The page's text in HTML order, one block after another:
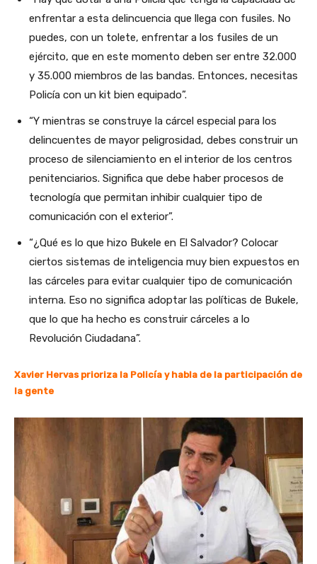
enfrentar a esta delincuencia que llega con fusiles. No
puedes, con un tolete, enfrentar a los fusiles de un
ejército, que en este momento deben ser entre 32.000
y 35.000 miembros de las bandas. Entonces, necesitas
Policía con un kit bien equipado”.
“Y mientras se construye la cárcel especial para los
delincuentes de mayor peligrosidad, debes construir un
proceso de silenciamiento en el interior de los centros
penitenciarios. Significa que debe haber procesos de
tecnología que permitan inhibir cualquier tipo de
comunicación con el exterior”.
“¿Qué es lo que hizo Bukele en El Salvador? Colocar
ciertos sistemas de inteligencia muy bien expuestos en
las cárceles para evitar cualquier tipo de comunicación
interna. Eso no significa adoptar las políticas de Bukele,
que lo que ha hecho es construir cárceles a lo
Revolución Ciudadana”.
Xavier Hervas prioriza la Policía y habla de la participación de
la gente